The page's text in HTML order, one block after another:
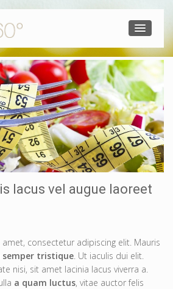
lacus vel augue laoreet
consectetur adipiscing elit. Mauris
semper tristique . Ut iaculis dui elit.
nisi, sit amet lacinia lacus viverra a.
a quam luctus, vitae auctor felis